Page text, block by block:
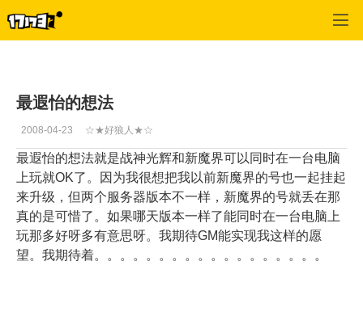
最遐怡的想法
2008-04-23 ☆★好狼人★☆
最遐怡的想法就是战神光辉和新魔界可以同时在一台电脑
上玩就OK了。因为我很想把我以前新魔界的号也一起挂起
来升级，但两个服务器版本不一样，新魔界的号就丢在那
真的是可惜了。如果哪天版本一样了能同时在一台电脑上
玩那多好呀多有意思呀。我期待GM能实现我这样的愿
望。我期待着。。。。。。。。。。。。。。。。。。